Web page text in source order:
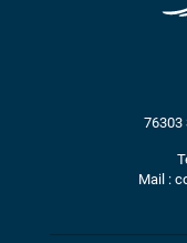
76303
Mail :